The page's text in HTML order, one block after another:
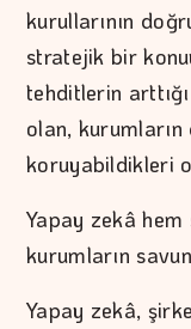
kurullarının
stratejik bir
tehditlerin
olan,
koruyabildikleri
Yapay zekâ hem
kurumların
Yapay zekâ,